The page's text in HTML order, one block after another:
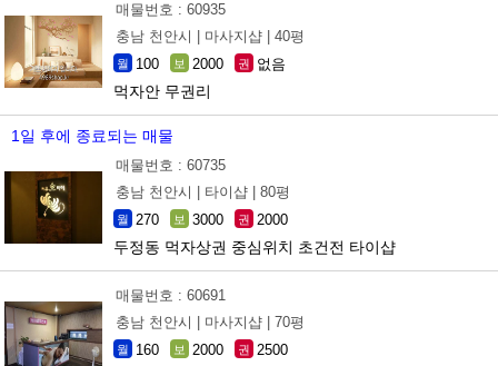
매물번호 : 60935
충남 천안시 |
마사지샵 | 40평
월 100 보 2000 권 없음
먹자안 무권리
1일 후에 종료되는 매물
매물번호 : 60735
충남 천안시 |
타이샵 | 80평
월 270 보 3000 권 2000
두정동 먹자상권 중심위치 초건전 타이샵
매물번호 : 60691
충남 천안시 |
마사지샵 | 70평
월 160 보 2000 권 2500